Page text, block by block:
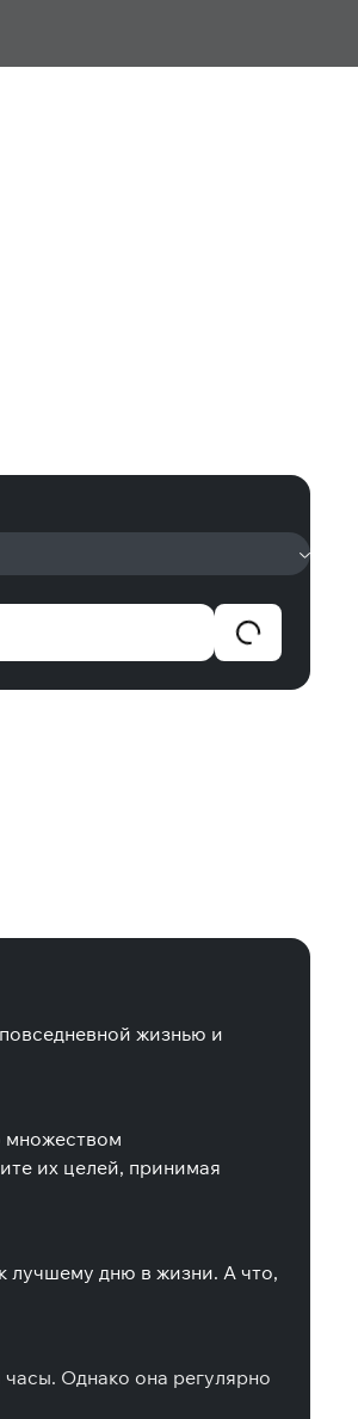
жизнью и
множеством
их целей, принимая
лучшему дню в жизни. А что,
Однако она регулярно